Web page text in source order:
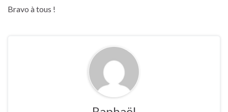
Bravo à tous !